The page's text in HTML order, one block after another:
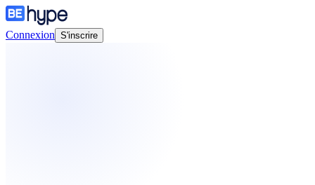
Connexion S'inscrire